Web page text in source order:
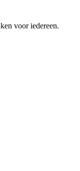
voor iedereen.